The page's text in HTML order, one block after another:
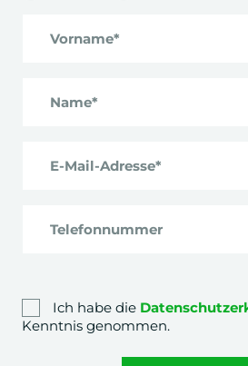
Internationale Märkte
Politische und ökonomische
Vorname*
Name*
E-Mail-Adresse*
Telefonnummer
Ich habe die
Kenntnis genommen.